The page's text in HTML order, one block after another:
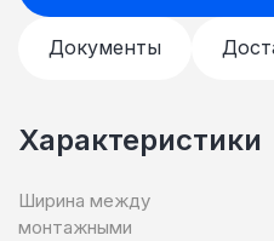
Документы
Характеристики
Ширина между
монтажными